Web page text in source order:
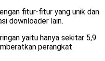
fitur-fitur yang unik dan
downloader lain.
yaitu hanya sekitar 5,9
perangkat